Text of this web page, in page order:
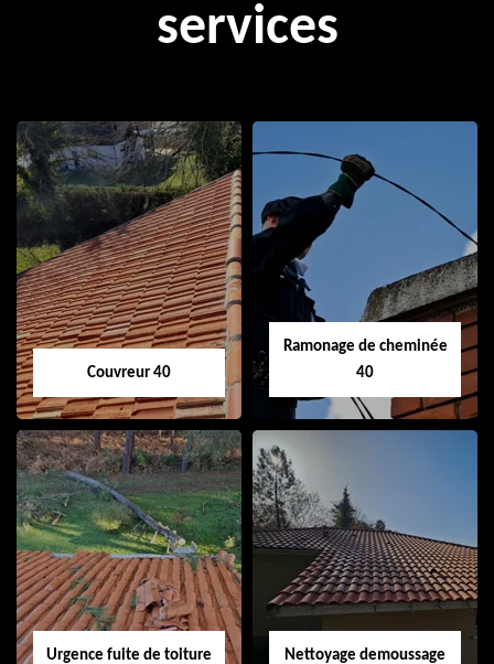
services
Couvreur 40
Couvreur 40
Ramonage de cheminée
40
Ramonage de
cheminée 40
Urgence fuite de toiture
Nettoyage demoussage